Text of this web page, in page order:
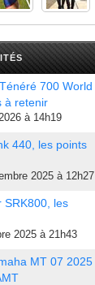
700 World
à retenir
à 14h19
440, les points
2025 à 12h27
SRK800, les
2025 à 21h43
MT 07 2025